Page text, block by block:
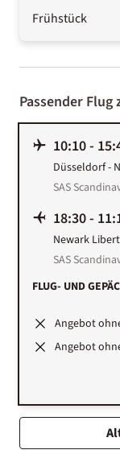
Frühstück
Passender
10:10-
Düsseldorf-
SAS
18:30-
Newark
SAS
FLUG- UND
Angebot
Angebot